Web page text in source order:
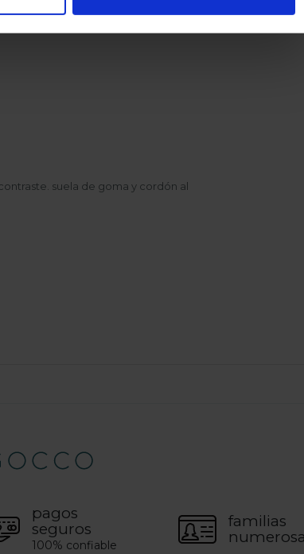
suela de goma y cordón al
pagos
seguros
100% confiable
familias